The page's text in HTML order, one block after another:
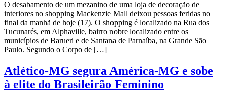
O desabamento de um mezanino de uma loja de decoração de
interiores no shopping Mackenzie Mall deixou pessoas feridas no
final da manhã de hoje (17). O shopping é localizado na Rua dos
Tucunarés, em Alphaville, bairro nobre localizado entre os
municípios de Barueri e de Santana de Parnaíba, na Grande São
Paulo. Segundo o Corpo de […]
Atlético-MG segura América-MG e sobe
à elite do Brasileirão Feminino